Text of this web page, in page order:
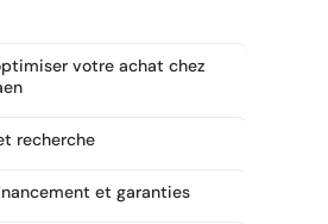
votre achat chez
recherche
et garanties